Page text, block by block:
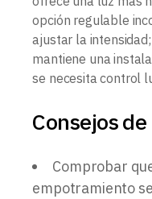
opción regulable
ajustar la
mantiene una
se necesita control
Consejos
Comprobar
empotramiento